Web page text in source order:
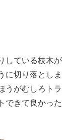
している枝木が
に切り落としま
うがむしろトラ
できて良かった